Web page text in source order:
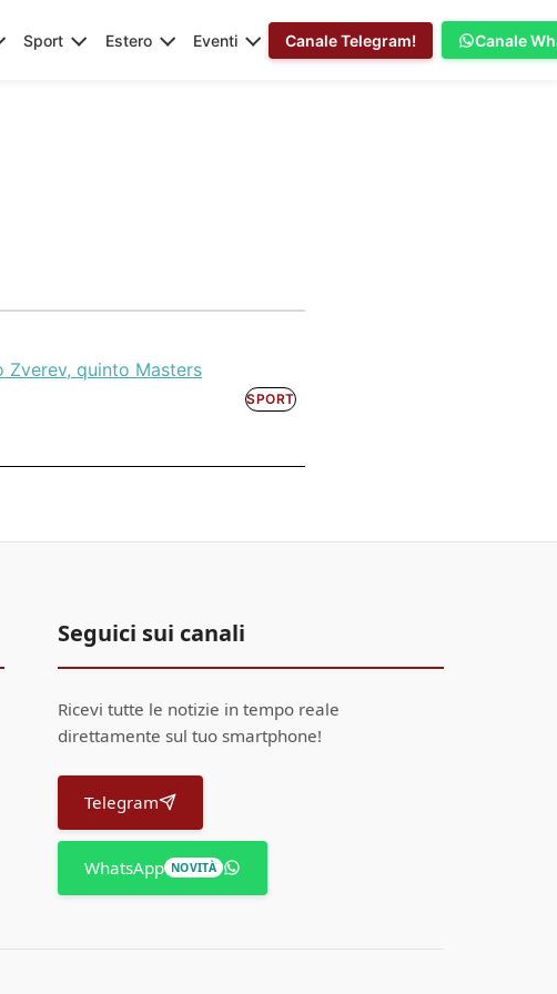
Sport Estero Eventi Canale Telegram! Canale
quinto Masters
SPORT
Seguici sui canali
Ricevi tutte le notizie in tempo reale
direttamente sul tuo smartphone!
Telegram
WhatsApp NOVITÀ